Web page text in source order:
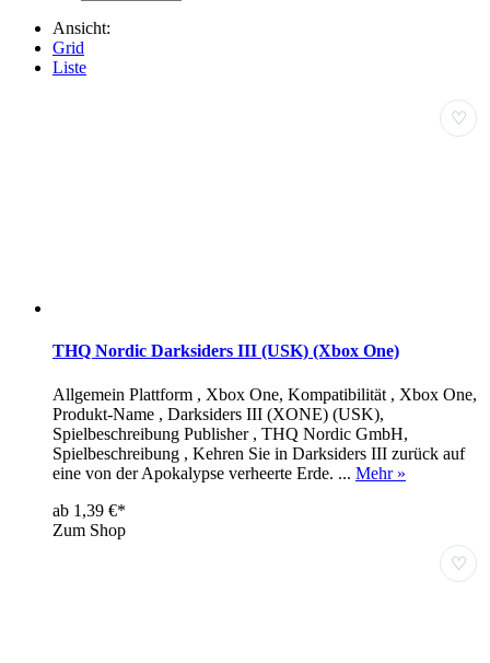
Ansicht:
Grid
Liste
♡
THQ Nordic Darksiders III (USK) (Xbox One)
Allgemein Plattform , Xbox One, Kompatibilität , Xbox One,
Produkt-Name , Darksiders III (XONE) (USK),
Spielbeschreibung Publisher , THQ Nordic GmbH,
Spielbeschreibung , Kehren Sie in Darksiders III zurück auf
eine von der Apokalypse verheerte Erde. ... Mehr »
ab 1,39 €*
Zum Shop
♡